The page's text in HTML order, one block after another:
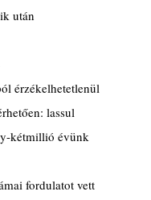
után
érzékelhetetlenül
lassul
kétmillió évünk
fordulatot vett